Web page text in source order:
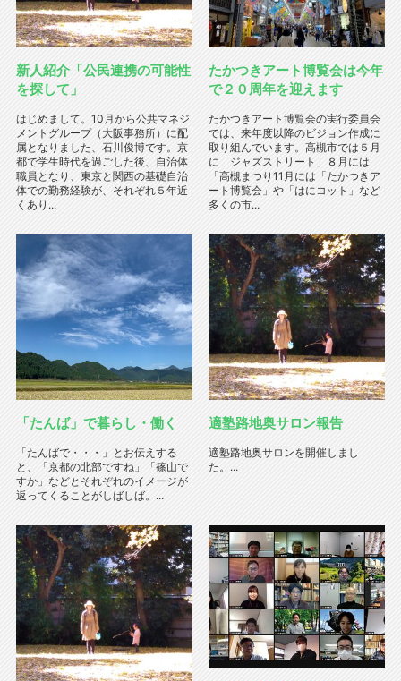
新人紹介「公民連携の可能性
を探して」
はじめまして。10月から公共マネジ
メントグループ（大阪事務所）に配
属となりました、石川俊博です。京
都で学生時代を過ごした後、自治体
職員となり、東京と関西の基礎自治
体での勤務経験が、それぞれ５年近
くあり...
たかつきアート博覧会は今年
で２０周年を迎えます
たかつきアート博覧会の実行委員会
では、来年度以降のビジョン作成に
取り組んでいます。高槻市では５月
に「ジャズストリート」８月には
「高槻まつり11月には「たかつきア
ート博覧会」や「はにコット」など
多くの市...
「たんば」で暮らし・働く
「たんばで・・・」とお伝えする
と、「京都の北部ですね」「篠山で
すか」などとそれぞれのイメージが
返ってくることがしばしば。...
適塾路地奥サロン報告
適塾路地奥サロンを開催しまし
た。...